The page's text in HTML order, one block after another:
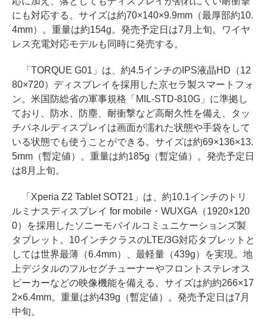
にも対応する。サイズは約70×140×9.9mm（最厚部約10.
4mm）。重量は約154g。発売予定日は7月上旬。ワイヤ
レス充電対応モデルも同時に発売する。
「TORQUE G01」は、約4.5インチのIPS液晶HD（12
80×720）ディスプレイを採用した京セラ製スマートフォ
ン。米国防総省の軍事規格「MIL-STD-810G」に準拠し
ており、防水、防塵、耐衝撃など高耐久性を備え、タッ
チパネルディスプレイは画面が濡れた状態や手袋をして
いる状態でも使うことができる。サイズは約69×136×13.
5mm（暫定値）。重量は約185g（暫定値）。発売予定日
は8月上旬。
「Xperia Z2 Tablet SOT21」は、約10.1インチのトリ
ルミナスディスプレイ for mobile・WUXGA（1920×120
0）を採用したソニーモバイルコミュニケーションズ製
タブレット。10インチクラスのLTE/3G対応タブレットと
しては世界最薄（6.4mm）、最軽量（439g）を実現。地
上デジタルのフルセグチューナーやフロントステレオス
ピーカーなどの映像機能を備える。サイズは約約266×17
2×6.4mm。重量は約439g（暫定値）。発売予定日は7月
中旬。